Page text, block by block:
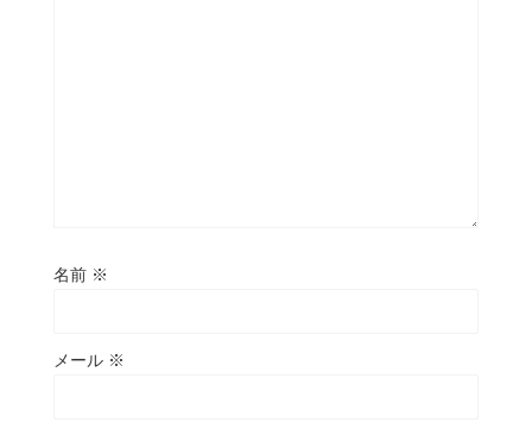
名前 ※
メール ※